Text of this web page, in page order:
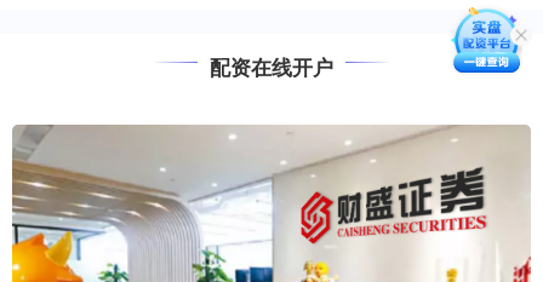
配资在线开户